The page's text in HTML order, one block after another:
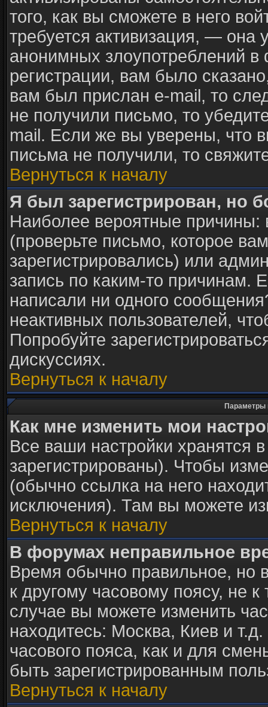
того, как вы сможете в него
требуется активизация, — она
анонимных злоупотреблений
регистрации, вам было
вам был прислан e-mail, то
не получили письмо, то
mail. Если же вы уверены, что
письма не получили, то
Вернуться к началу
Я был зарегистрирован, но
Наиболее вероятные
(проверьте письмо, которое
зарегистрировались) или
запись по каким-то причинам.
написали ни одного
неактивных пользователей,
Попробуйте
дискуссиях.
Вернуться к началу
Параметры
Как мне изменить мои
Все ваши настройки хранятся
зарегистрированы). Чтобы
(обычно ссылка на него
исключения). Там вы можете
Вернуться к началу
В форумах неправильное
Время обычно правильное, но
к другому часовому поясу, не
случае вы можете изменить
находитесь: Москва, Киев и
часового пояса, как и для
быть зарегистрированным
Вернуться к началу